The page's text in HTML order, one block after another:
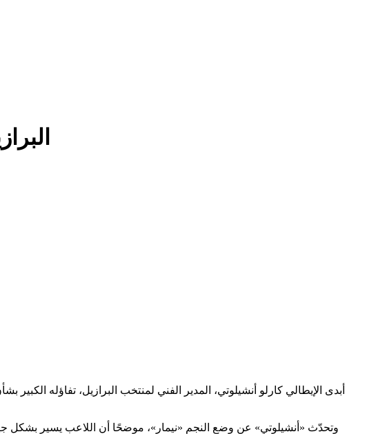
وتحدّث «أنشيلوتي» عن وضع النجم «نيمار»، موضحًا أن اللاعب يسير بشكل